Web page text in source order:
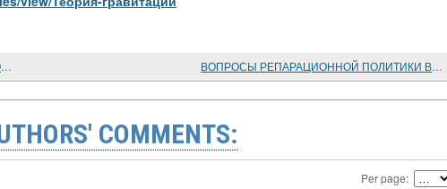
ПРОНИКНОВЕНИЕ ГЕРМАНСКИХ МОНОПОЛИЙ В КИТАЙ НА РУБЕЖЕ XIX и XX веков ВОПРОСЫ РЕПАРАЦИОННОЙ ПОЛИТИКИ ВЕЙМАРСКОЙ РЕСПУБЛИКИ. (ПО МАТЕРИАЛАМ РЕЙХСТАГА)
COMMENTS:
Per page: